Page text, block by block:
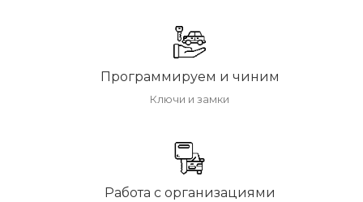
Программируем и чиним
Ключи и замки
Работа с организациями